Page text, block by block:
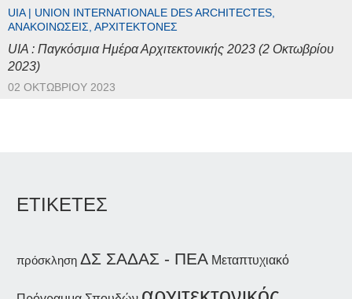
UIA | UNION INTERNATIONALE DES ARCHITECTES,
ΑΝΑΚΟΙΝΏΣΕΙΣ, ΑΡΧΙΤΈΚΤΟΝΕΣ
UIA : Παγκόσμια Ημέρα Αρχιτεκτονικής 2023 (2 Οκτωβρίου
2023)
02 ΟΚΤΩΒΡΊΟΥ 2023
ΕΤΙΚΕΤΕΣ
πρόσκληση ΔΣ ΣΑΔΑΣ - ΠΕΑ Μεταπτυχιακό